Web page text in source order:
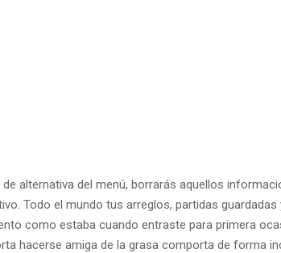
alternativa del menú, borrarás aquellos
Todo el mundo tus arreglos, partidas
como estaba cuando entraste para primera
hacerse amiga de la grasa comporta de forma